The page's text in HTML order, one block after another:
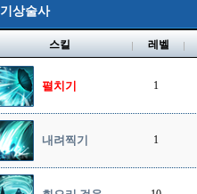
기상술사
스킬 레벨
펼치기 1
내려찍기 1